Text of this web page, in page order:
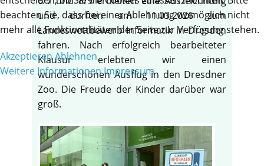
und durften am 11.03.2026 zum
Landeswettbewerb Informatik in Dresden
fahren. Nach erfolgreich bearbeiteter
Klausur erlebten wir einen
wunderschönen Ausflug in den Dresdner
Zoo. Die Freude der Kinder darüber war
groß.
beachten Sie, dass bei einer Ablehnung womöglich nicht
mehr alle Funktionalitäten der Seite zur Verfügung stehen.
AkzeptierenAblehnen
Weitere Informationen Impressum